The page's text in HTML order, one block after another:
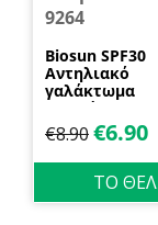
9264
Biosun SPF30
Αντηλιακό
γαλάκτωμα
προσώπου και
σώματος 70ml
Biosanto
€8.90€6.90
ΤΟ